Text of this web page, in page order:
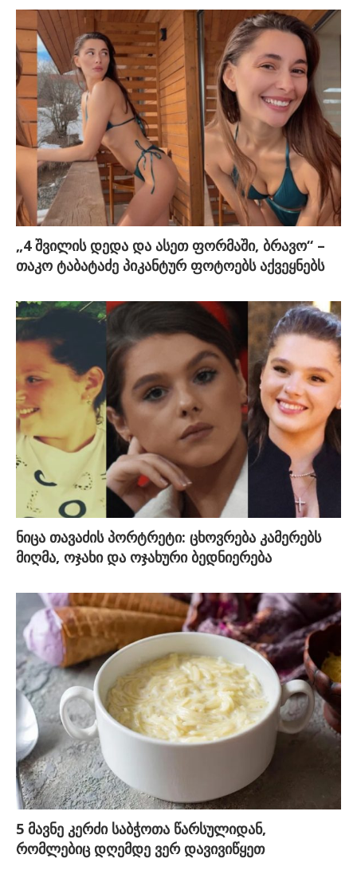
„4 შვილის დედა და ასეთ ფორმაში, ბრავო“ –
თაკო ტაბატაძე პიკანტურ ფოტოებს აქვეყნებს
ნიცა თავაძის პორტრეტი: ცხოვრება კამერებს
მიღმა, ოჯახი და ოჯახური ბედნიერება
5 მავნე კერძი საბჭოთა წარსულიდან,
რომლებიც დღემდე ვერ დავივიწყეთ